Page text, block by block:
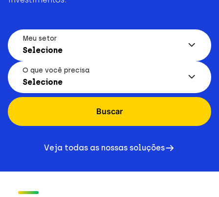
Meu setor
Selecione
O que você precisa
Selecione
Buscar
Veja todas as nossas soluções